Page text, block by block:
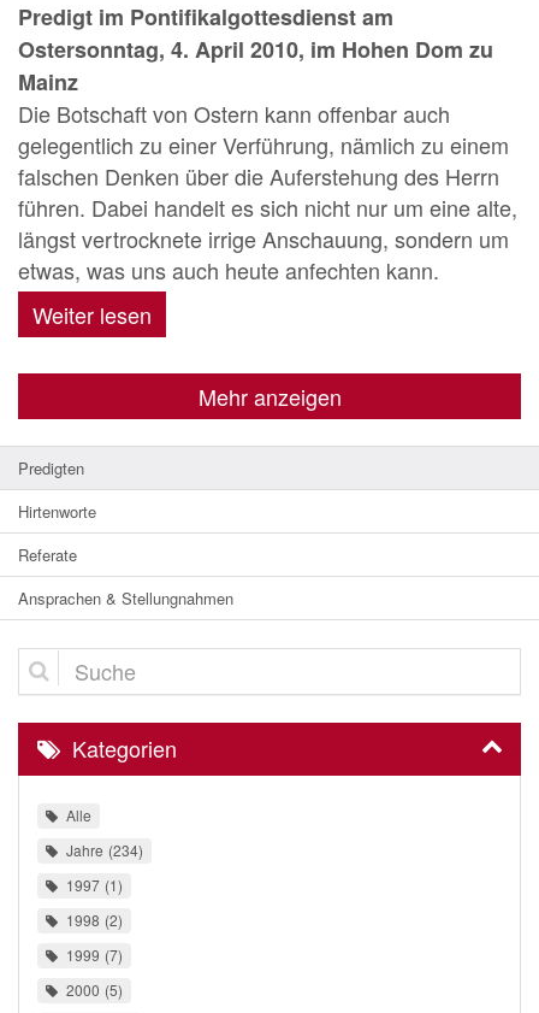
Predigt im Pontifikalgottesdienst am
Ostersonntag, 4. April 2010, im Hohen Dom zu
Mainz
Die Botschaft von Ostern kann offenbar auch
gelegentlich zu einer Verführung, nämlich zu einem
falschen Denken über die Auferstehung des Herrn
führen. Dabei handelt es sich nicht nur um eine alte,
längst vertrocknete irrige Anschauung, sondern um
etwas, was uns auch heute anfechten kann.
Weiter lesen
Mehr anzeigen
Predigten
Hirtenworte
Referate
Ansprachen & Stellungnahmen
Suche
Kategorien
Alle
Jahre 234
1997 1
1998 2
1999 7
2000 5